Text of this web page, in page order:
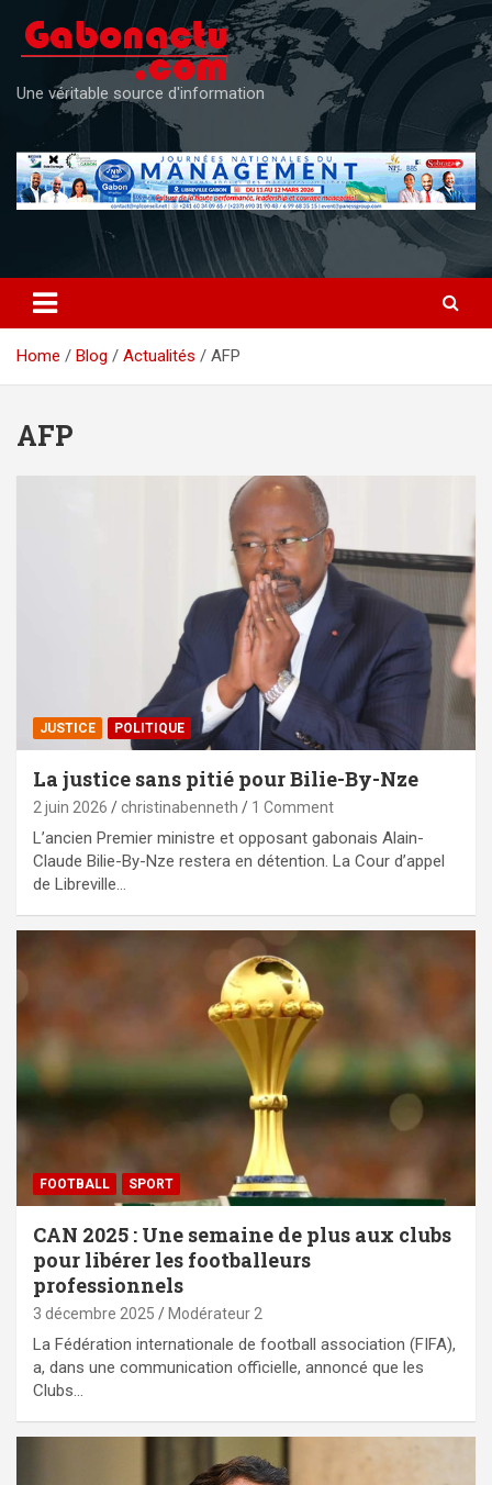
content
Une véritable source d'information
Home Blog Actualités AFP
AFP
JUSTICE POLITIQUE
La justice sans pitié pour Bilie-By-Nze
2 juin 2026 christinabenneth 1 Comment
L’ancien Premier ministre et opposant gabonais Alain-
Claude Bilie-By-Nze restera en détention. La Cour d’appel
de Libreville…
FOOTBALL SPORT
CAN 2025 : Une semaine de plus aux clubs
pour libérer les footballeurs
professionnels
3 décembre 2025 Modérateur 2
La Fédération internationale de football association (FIFA),
a, dans une communication officielle, annoncé que les
Clubs…